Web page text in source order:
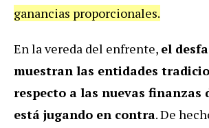
ganancias proporcionales.
En la vereda del enfrente, el
muestran las entidades
respecto a las nuevas finanzas
está jugando en contra. De